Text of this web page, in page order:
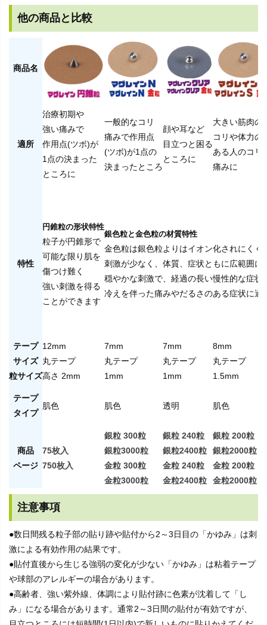
他の商品と比較
商品名
適所
治療初期や
強い痛みで
作用点(ツボ)が
1点の決まった
ところに
一般的なコリ
痛みで作用点
(ツボ)が1点の
決まったところ
顔や耳など
目立つと困る
ところに
大きい筋肉の
コリや体力の
ある人のコリ
痛みに
特性
円錐粒の形状特性
粒子が円錐形で
可能な限り肌を
傷つけ難く
強い刺激を得る
ことができます
銀色粒と金色粒の材質特性
金色粒は銀色粒よりはイオン化されにくく
刺激が少なく、体質、症状ともに広範囲に
穏やかな刺激で、経過の長い慢性的な症状
冷えを伴った痛みやだるさのある症状に適
テープ
サイズ
12mm
丸テープ
7mm
丸テープ
7mm
丸テープ
8mm
丸テープ
粒サイズ高さ 2mm 1mm 1mm 1.5mm
テープ
タイプ
肌色 肌色 透明 肌色
商品
ページ
75枚入
750枚入
銀粒 300粒
銀粒3000粒
金粒 300粒
金粒3000粒
銀粒 240粒
銀粒2400粒
金粒 240粒
金粒2400粒
銀粒 200粒
銀粒2000粒
金粒 200粒
金粒2000粒
注意事項
●数日間残る粒子部の貼り跡や貼付から2～3日目の「かゆみ」は刺
激による有効作用の結果です。
●貼付直後から生じる強弱の変化が少ない「かゆみ」は粘着テープ
や球部のアレルギーの場合があります。
●高齢者、強い紫外線、体調により貼付跡に色素が沈着して「し
み」になる場合があります。通常2～3日間の貼付が有効ですが、